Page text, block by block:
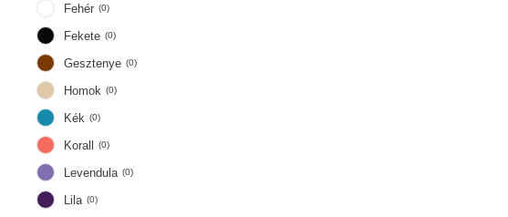
Fehér (0)
Fekete (0)
Gesztenye (0)
Homok (0)
Kék (0)
Korall (0)
Levendula (0)
Lila (0)